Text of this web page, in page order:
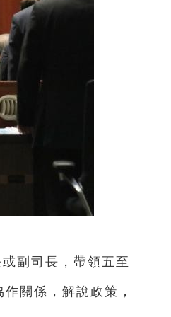
副司長，帶領五至
關係，解說政策，